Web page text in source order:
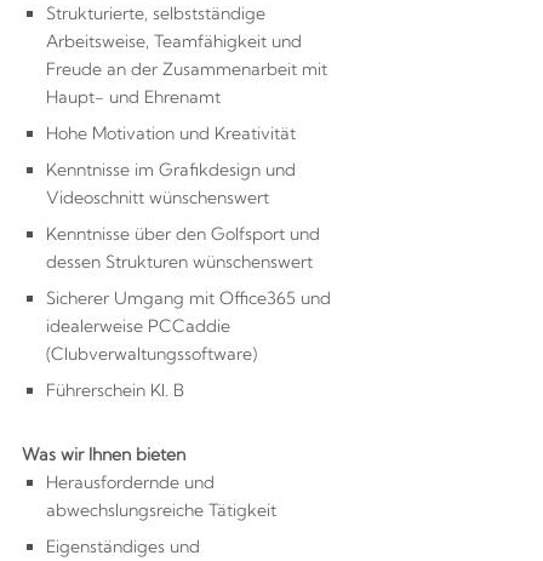
Strukturierte, selbstständige
Arbeitsweise, Teamfähigkeit und
Freude an der Zusammenarbeit mit
Haupt- und Ehrenamt
Hohe Motivation und Kreativität
Kenntnisse im Grafikdesign und
Videoschnitt wünschenswert
Kenntnisse über den Golfsport und
dessen Strukturen wünschenswert
Sicherer Umgang mit Office365 und
idealerweise PCCaddie
(Clubverwaltungssoftware)
Führerschein Kl. B
Was wir Ihnen bieten
Herausfordernde und
abwechslungsreiche Tätigkeit
Eigenständiges und